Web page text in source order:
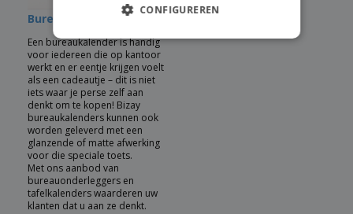
Bureaukalenders:
Een bureaukalender is handig
voor iedereen die op kantoor
werkt en er eentje krijgen voelt
als een cadeautje – dit is niet
iets waar je perse zelf aan
denkt om te kopen! Bizay
bureaukalenders kunnen ook
worden geleverd met een
glanzende of matte afwerking
voor die speciale toets.
Met ons aanbod van
bureauonderleggers en
tafelkalenders waarderen uw
klanten dat u aan ze denkt.
CONFIGUREREN